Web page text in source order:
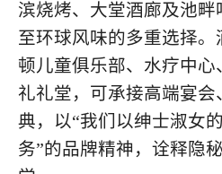
滨烧烤、大堂酒廊及池
至环球风味的多重选择
顿儿童俱乐部、水疗中
礼礼堂，可承接高端宴
典，以“我们以绅士淑女
务”的品牌精神，诠释隐